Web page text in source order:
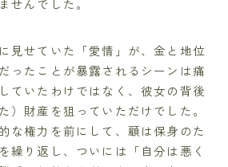
せんでした。
見せていた「愛情」が、金と地位
ったことが暴露されるシーンは痛
ていたわけではなく、彼女の背後
）財産を狙っていただけでした。
な権力を前にして、顧は保身のた
繰り返し、ついには「自分は悪く